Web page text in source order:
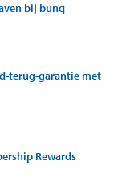
bij bunq
terug-garantie met
Rewards